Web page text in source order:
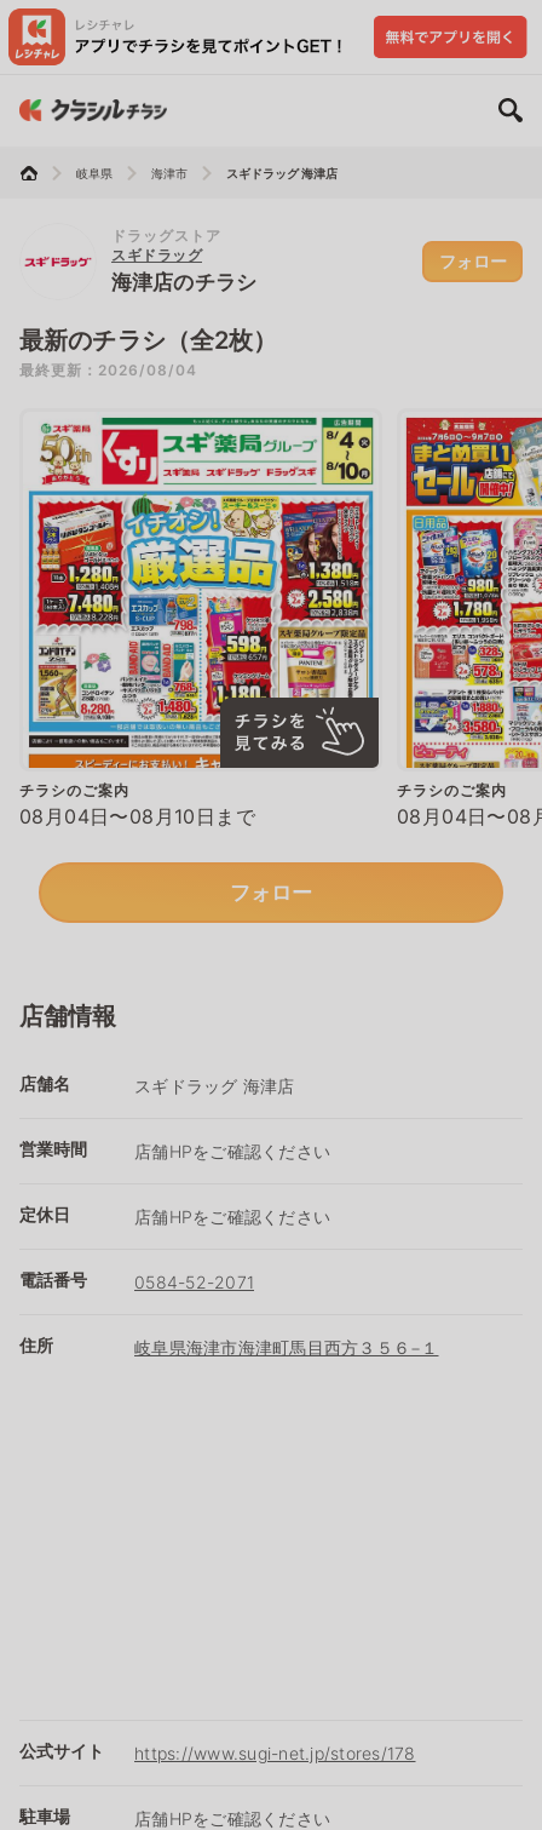
岐阜県 海津市 スギドラッグ 海津店
ドラッグストア
スギドラッグ
海津店のチラシ
フォロー
最新のチラシ（全2枚）
最終更新：2026/08/04
チラシのご案内
08月04日〜08月10日まで
チラシのご案内
08月04日〜08
フォロー
店舗情報
店舗名 スギドラッグ 海津店
営業時間 店舗HPをご確認ください
定休日 店舗HPをご確認ください
電話番号 0584-52-2071
住所 岐阜県海津市海津町馬目西方３５６−１
公式サイト https://www.sugi-net.jp/stores/178
駐車場 店舗HPをご確認ください